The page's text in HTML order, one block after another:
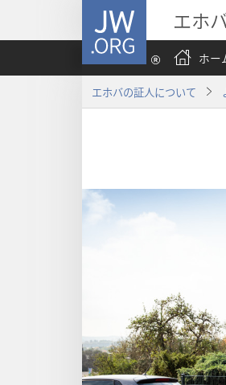
JW.ORG エホ
ホー
エホバの証人について